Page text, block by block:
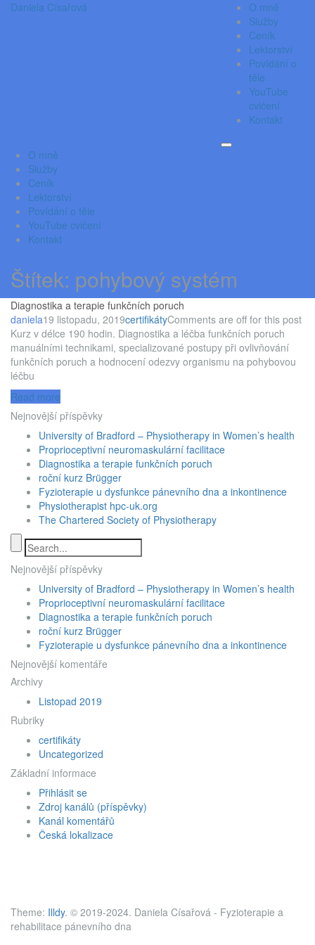
Daniela Císařová
O mně
Služby
Ceník
Lektorství
Povídání o
těle
YouTube
cvičení
Kontakt
O mně
Služby
Ceník
Lektorství
Povídání o těle
YouTube cvičení
Kontakt
Štítek: pohybový systém
Diagnostika a terapie funkčních poruch
daniela19 listopadu, 2019certifikátyComments are off for this post
Kurz v délce 190 hodin. Diagnostika a léčba funkčních poruch
manuálními technikami, specializované postupy při ovlivňování
funkčních poruch a hodnocení odezvy organismu na pohybovou
léčbu
Read more
Nejnovější příspěvky
University of Bradford – Physiotherapy in Women’s health
Proprioceptivní neuromaskulární facilitace
Diagnostika a terapie funkčních poruch
roční kurz Brügger
Fyzioterapie u dysfunkce pánevního dna a inkontinence
Physiotherapist hpc-uk.org
The Chartered Society of Physiotherapy
Nejnovější příspěvky
University of Bradford – Physiotherapy in Women’s health
Proprioceptivní neuromaskulární facilitace
Diagnostika a terapie funkčních poruch
roční kurz Brügger
Fyzioterapie u dysfunkce pánevního dna a inkontinence
Nejnovější komentáře
Archivy
Listopad 2019
Rubriky
certifikáty
Uncategorized
Základní informace
Přihlásit se
Zdroj kanálů (příspěvky)
Kanál komentářů
Česká lokalizace
Theme: Illdy. © 2019-2024. Daniela Císařová - Fyzioterapie a
rehabilitace pánevního dna